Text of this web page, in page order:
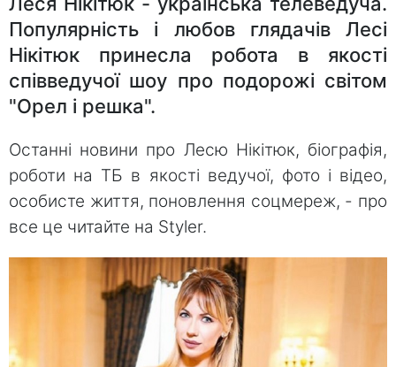
Популярність і любов глядачів Лесі
Нікітюк принесла робота в якості
співведучої шоу про подорожі світом
"Орел і решка".
Останні новини про Лесю Нікітюк, біографія,
роботи на ТБ в якості ведучої, фото і відео,
особисте життя, поновлення соцмереж, - про
все це читайте на Styler.